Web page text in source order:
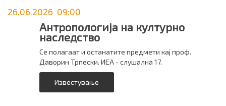
26.06.2026 09:00
Антропологија на културно
наследство
Се полагаат и останатите предмети кај проф.
Даворин Трпески. ИЕА - слушална 17.
Известување